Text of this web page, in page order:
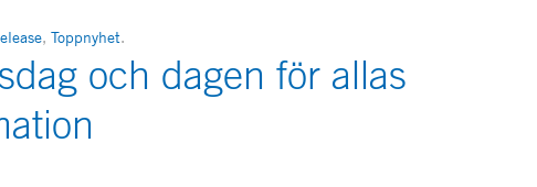
, Toppnyhet.
och dagen för allas